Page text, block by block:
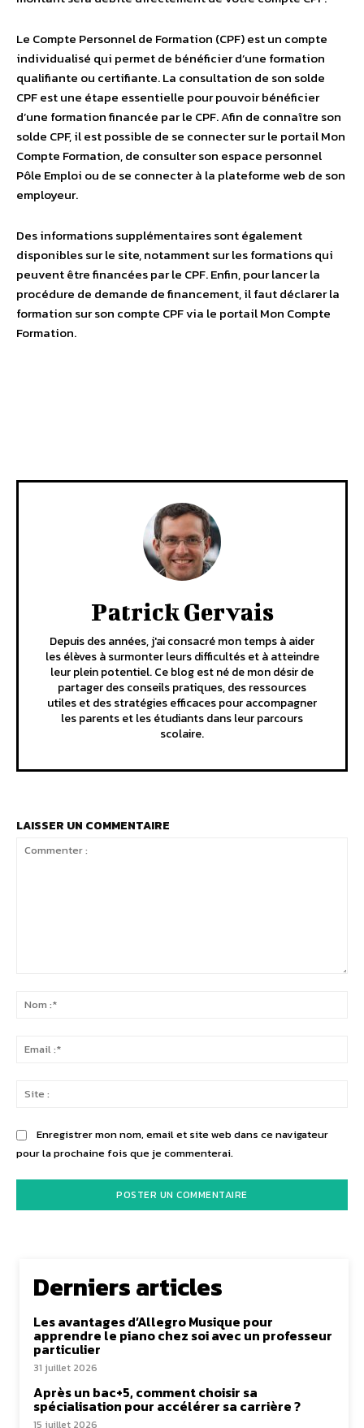
Le Compte Personnel de Formation (CPF) est un compte
individualisé qui permet de bénéficier d’une formation
qualifiante ou certifiante. La consultation de son solde
CPF est une étape essentielle pour pouvoir bénéficier
d’une formation financée par le CPF. Afin de connaître son
solde CPF, il est possible de se connecter sur le portail Mon
Compte Formation, de consulter son espace personnel
Pôle Emploi ou de se connecter à la plateforme web de son
employeur.
Des informations supplémentaires sont également
disponibles sur le site, notamment sur les formations qui
peuvent être financées par le CPF. Enfin, pour lancer la
procédure de demande de financement, il faut déclarer la
formation sur son compte CPF via le portail Mon Compte
Formation.
Patrick Gervais
Depuis des années, j'ai consacré mon temps à aider
les élèves à surmonter leurs difficultés et à atteindre
leur plein potentiel. Ce blog est né de mon désir de
partager des conseils pratiques, des ressources
utiles et des stratégies efficaces pour accompagner
les parents et les étudiants dans leur parcours
scolaire.
LAISSER UN COMMENTAIRE
Enregistrer mon nom, email et site web dans ce navigateur
pour la prochaine fois que je commenterai.
Derniers articles
Les avantages d’Allegro Musique pour
apprendre le piano chez soi avec un professeur
particulier
31 juillet 2026
Après un bac+5, comment choisir sa
spécialisation pour accélérer sa carrière ?
15 juillet 2026